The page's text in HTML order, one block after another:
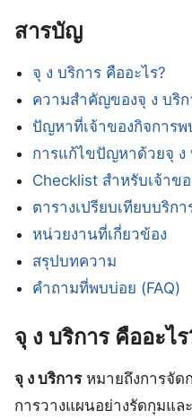
สารบัญ
จุ ง บริการ คืออะไร?
ความสำคัญของจุ ง บริก
ปัญหาที่เจ้าของกิจการพ
การแก้ไขปัญหาด้วยจุ ง
Checklist สำหรับเจ้าข
ตารางเปรียบเทียบบริกา
หน่วยงานที่เกี่ยวข้อง
สรุปบทความ
คำถามที่พบบ่อย (FAQ)
จุ ง บริการ คืออะไ
จุ ง บริการหมายถึงการจัด
การวางแผนอย่างรัดกุมแ